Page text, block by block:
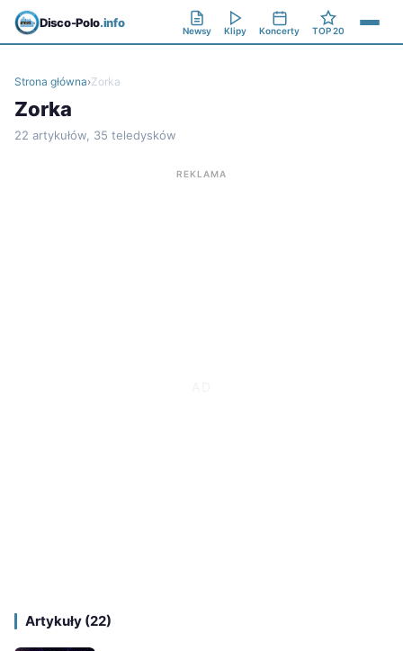
Disco-Polo.info
Newsy Klipy Koncerty TOP 20
Strona główna›Zorka
Zorka
22 artykułów, 35 teledysków
REKLAMA
Artykuły (22)